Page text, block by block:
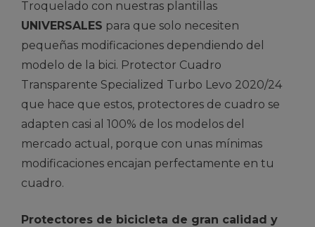
Troquelado con nuestras plantillas
UNIVERSALES para que solo necesiten
pequeñas modificaciones dependiendo del
modelo de la bici. Protector Cuadro
Transparente Specialized Turbo Levo 2020/24
que hace que estos, protectores de cuadro se
adapten casi al 100% de los modelos del
mercado actual, porque con unas mínimas
modificaciones encajan perfectamente en tu
cuadro.
Protectores de bicicleta de gran calidad y